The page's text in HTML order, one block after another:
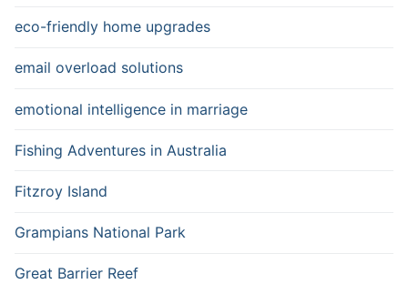
eco-friendly home upgrades
email overload solutions
emotional intelligence in marriage
Fishing Adventures in Australia
Fitzroy Island
Grampians National Park
Great Barrier Reef